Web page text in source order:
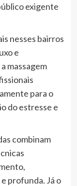
exigente
nesses bairros
e
massagem
para o
do estresse e
combinam
profunda. Já o